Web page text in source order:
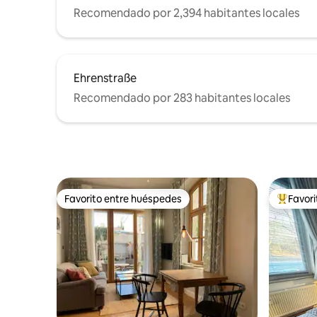
Recomendado por 2,394 habitantes locales
Ehrenstraße
Recomendado por 283 habitantes locales
Favorito entre huéspedes
Favorito entre huéspedes De los